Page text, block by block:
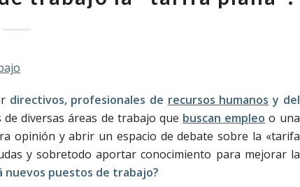
directivos, profesionales de recursos humanos y del
diversas áreas de trabajo que buscan empleo o una
opinión y abrir un espacio de debate sobre la «tarifa
y sobretodo aportar conocimiento para mejorar la
nuevos puestos de trabajo?